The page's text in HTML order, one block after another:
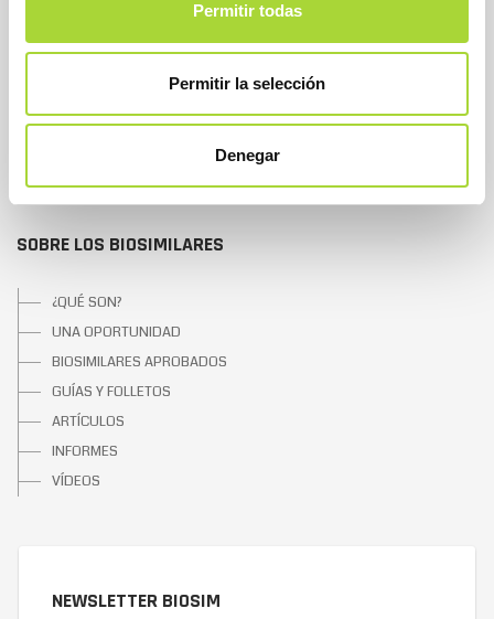
Permitir todas
Permitir la selección
Denegar
EQUIPO
ASOCIADOS ADHERIDOS
SOBRE LOS BIOSIMILARES
¿QUÉ SON?
UNA OPORTUNIDAD
BIOSIMILARES APROBADOS
GUÍAS Y FOLLETOS
ARTÍCULOS
INFORMES
VÍDEOS
NEWSLETTER BIOSIM